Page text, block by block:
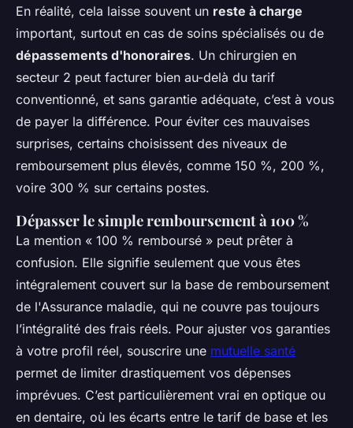
En réalité, cela laisse souvent un reste à charge
important, surtout en cas de soins spécialisés ou de
dépassements d'honoraires. Un chirurgien en
secteur 2 peut facturer bien au-delà du tarif
conventionné, et sans garantie adéquate, c’est à vous
de payer la différence. Pour éviter ces mauvaises
surprises, certains choisissent des niveaux de
remboursement plus élevés, comme 150 %, 200 %,
voire 300 % sur certains postes.
Dépasser le simple remboursement à 100 %
La mention « 100 % remboursé » peut prêter à
confusion. Elle signifie seulement que vous êtes
intégralement couvert sur la base de remboursement
de l'Assurance maladie, qui ne couvre pas toujours
l’intégralité des frais réels. Pour ajuster vos garanties
à votre profil réel, souscrire une mutuelle santé
permet de limiter drastiquement vos dépenses
imprévues. C’est particulièrement vrai en optique ou
en dentaire, où les écarts entre le tarif de base et les